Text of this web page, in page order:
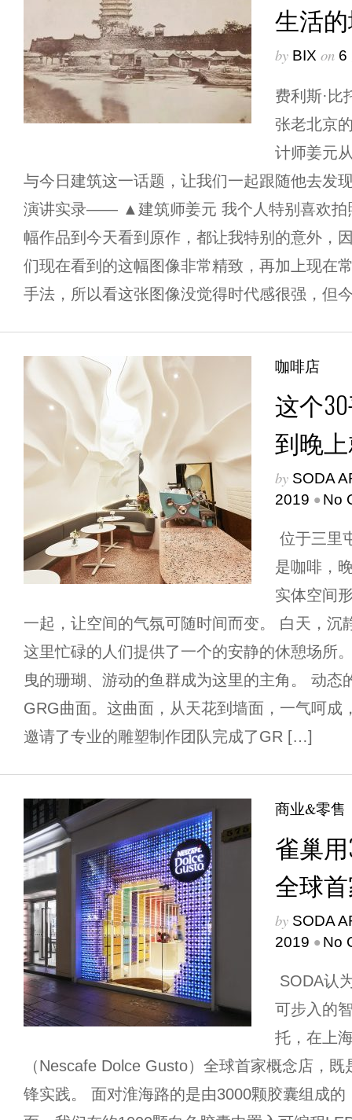
生活
by BIX on 6
费利斯·比
张老北京
计师姜元
与今日建筑这一话题，让我们一起跟随他去发
演讲实录—— ▲建筑师姜元 我个人特别喜欢拍
幅作品到今天看到原作，都让我特别的意外，
们现在看到的这幅图像非常精致，再加上现在
手法，所以看这张图像没觉得时代感很强，但
咖啡店
这个
到晚
by SODA
2019 • No
位于三里
是咖啡，
实体空间
一起，让空间的气氛可随时间而变。 白天，沉
这里忙碌的人们提供了一个的安静的休憩场所
曳的珊瑚、游动的鱼群成为这里的主角。 动态
GRG曲面。这曲面，从天花到墙面，一气呵成
邀请了专业的雕塑制作团队完成了GR […]
商业&零售
雀巢用
全球
by SODA
2019 • No
SODA认
可步入的
托，在上
（Nescafe Dolce Gusto）全球首家概念店，
锋实践。 面对淮海路的是由3000颗胶囊组成